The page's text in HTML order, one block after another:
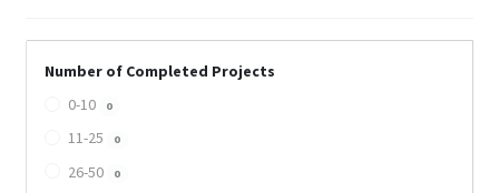
Number of Completed Projects
0-10
0
11-25 0
26-50 0